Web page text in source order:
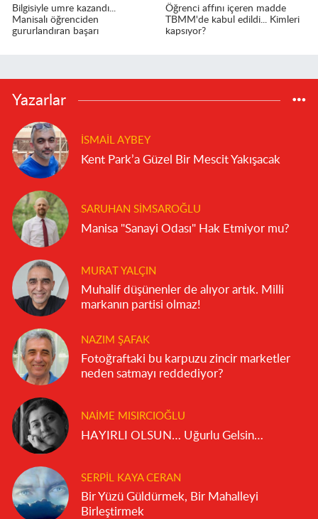
Bilgisiyle umre kazandı...
Manisalı öğrenciden
gururlandıran başarı
Öğrenci affını içeren madde
TBMM'de kabul edildi... Kimleri
kapsıyor?
Yazarlar
İSMAIL AYBEY
Kent Park’a Güzel Bir Mescit Yakışacak
SARUHAN SIMSAROĞLU
Manisa "Sanayi Odası" Hak Etmiyor mu?
MURAT YALÇIN
Muhalif düşünenler de alıyor artık. Milli
markanın partisi olmaz!
NAZIM ŞAFAK
Fotoğraftaki bu karpuzu zincir marketler
neden satmayı reddediyor?
NAIME MISIRCIOĞLU
HAYIRLI OLSUN… Uğurlu Gelsin…
SERPIL KAYA CERAN
Bir Yüzü Güldürmek, Bir Mahalleyi
Birleştirmek